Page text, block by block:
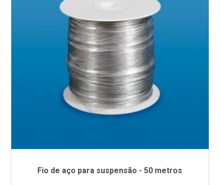
Fio de aço para suspensão - 50 metros